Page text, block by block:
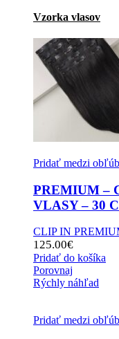
Vzorka vlasov
Pridať medzi
PREMIUM –
VLASY – 30
CLIP IN
125.00€
Pridať do košíka
Porovnaj
Rýchly náhľad
Pridať medzi